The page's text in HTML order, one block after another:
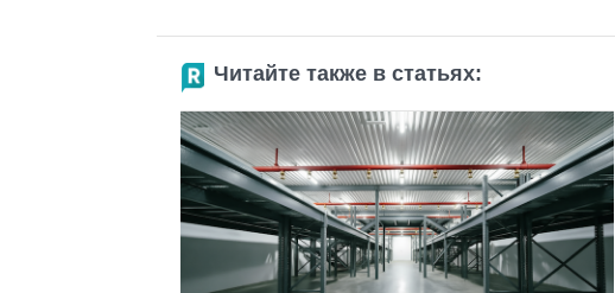
Читайте также в статьях: